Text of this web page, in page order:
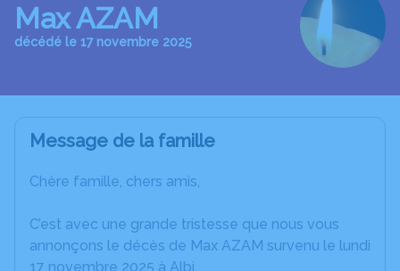
Max AZAM
décédé le 17 novembre 2025
Message de la famille
Chère famille, chers amis,
C’est avec une grande tristesse que nous vous
annonçons le décès de Max AZAM survenu le lundi
17 novembre 2025 à Albi.